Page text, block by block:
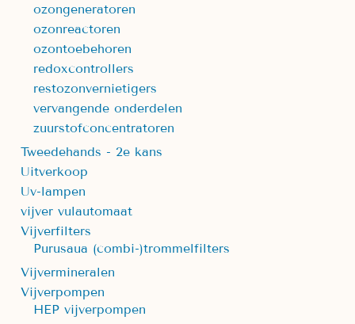
ozongeneratoren
ozonreactoren
ozontoebehoren
redoxcontrollers
restozonvernietigers
vervangende onderdelen
zuurstofconcentratoren
Tweedehands - 2e kans
Uitverkoop
Uv-lampen
vijver vulautomaat
Vijverfilters
Purusaua (combi-)trommelfilters
Vijvermineralen
Vijverpompen
HEP vijverpompen